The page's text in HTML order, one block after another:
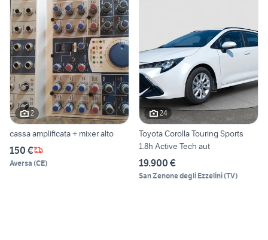
2
cassa amplificata + mixer alto
150 €
Aversa (CE)
24
Toyota Corolla Touring Sports
1.8h Active Tech aut
19.900 €
San Zenone degli Ezzelini(TV)